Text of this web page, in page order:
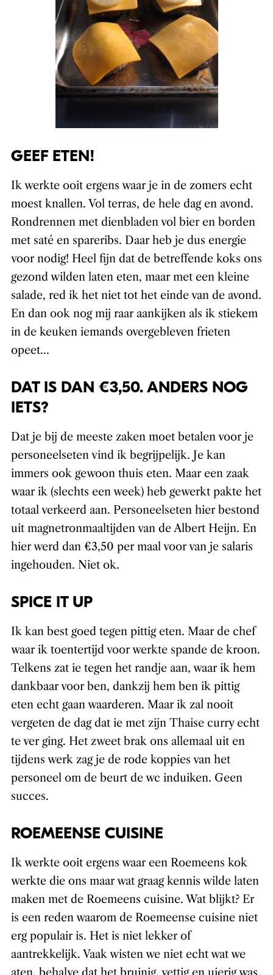
GEEF ETEN!
Ik werkte ooit ergens waar je in de zomers echt
moest knallen. Vol terras, de hele dag en avond.
Rondrennen met dienbladen vol bier en borden
met saté en spareribs. Daar heb je dus energie
voor nodig! Heel fijn dat de betreffende koks ons
gezond wilden laten eten, maar met een kleine
salade, red ik het niet tot het einde van de avond.
En dan ook nog mij raar aankijken als ik stiekem
in de keuken iemands overgebleven frieten
opeet…
DAT IS DAN €3,50. ANDERS NOG
IETS?
Dat je bij de meeste zaken moet betalen voor je
personeelseten vind ik begrijpelijk. Je kan
immers ook gewoon thuis eten. Maar een zaak
waar ik (slechts een week) heb gewerkt pakte het
totaal verkeerd aan. Personeelseten hier bestond
uit magnetronmaaltijden van de Albert Heijn. En
hier werd dan €3,50 per maal voor van je salaris
ingehouden. Niet ok.
SPICE IT UP
Ik kan best goed tegen pittig eten. Maar de chef
waar ik toentertijd voor werkte spande de kroon.
Telkens zat ie tegen het randje aan, waar ik hem
dankbaar voor ben, dankzij hem ben ik pittig
eten echt gaan waarderen. Maar ik zal nooit
vergeten de dag dat ie met zijn Thaise curry echt
te ver ging. Het zweet brak ons allemaal uit en
tijdens werk zag je de rode koppies van het
personeel om de beurt de wc induiken. Geen
succes.
ROEMEENSE CUISINE
Ik werkte ooit ergens waar een Roemeens kok
werkte die ons maar wat graag kennis wilde laten
maken met de Roemeens cuisine. Wat blijkt? Er
is een reden waarom de Roemeense cuisine niet
erg populair is. Het is niet lekker of
aantrekkelijk. Vaak wisten we niet echt wat we